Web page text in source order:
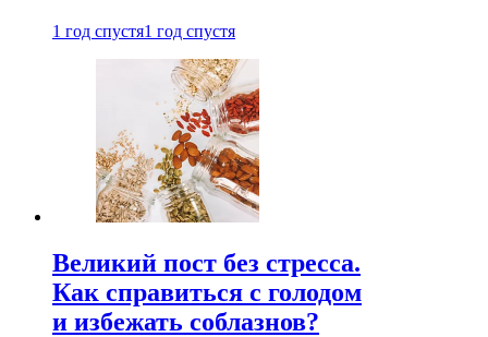
1 год спустя1 год спустя
Великий пост без стресса.
Как справиться с голодом
и избежать соблазнов?